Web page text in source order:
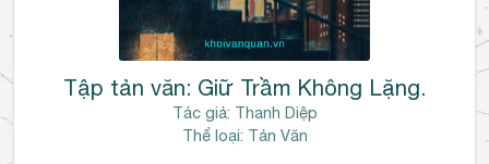
Tập tản văn: Giữ Trầm Không Lặng.
Tác giả: Thanh Diệp
Thể loại: Tản Văn